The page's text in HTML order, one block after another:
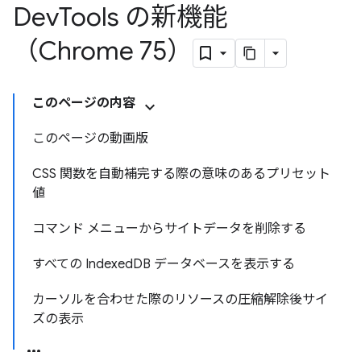
DevTools の新機能
（Chrome 75）
このページの内容
このページの動画版
CSS 関数を自動補完する際の意味のあるプリセット
値
コマンド メニューからサイトデータを削除する
すべての IndexedDB データベースを表示する
カーソルを合わせた際のリソースの圧縮解除後サイ
ズの表示